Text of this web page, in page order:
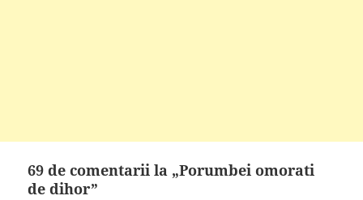
69 de comentarii la „Porumbei omorati
de dihor”